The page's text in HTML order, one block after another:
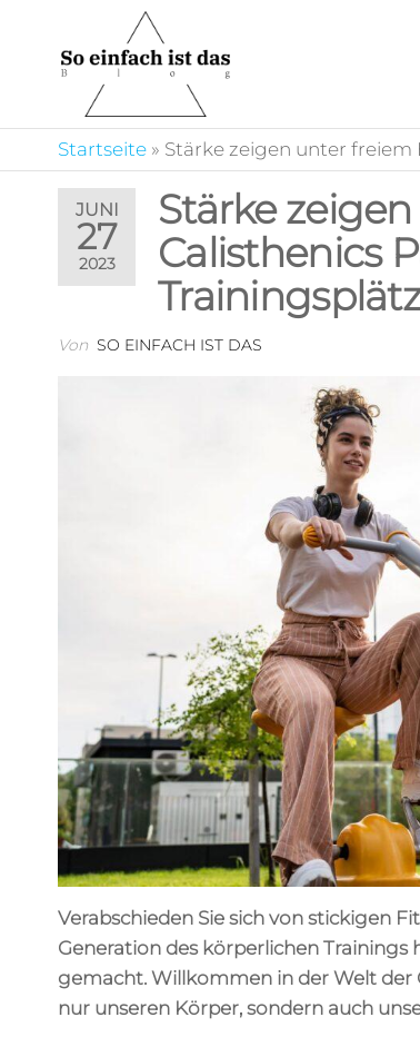
springen
ist das
sich zu
und die
Beiträge zu
entdecken.
Startseite » Stärke zeigen unter freiem
JUNI
27
2023
Stärke
Calisthenics
Von SO EINFACH IST DAS
Verabschieden Sie sich von stickigen
Generation des körperlichen
gemacht. Willkommen in der Welt der
nur unseren Körper, sondern auch